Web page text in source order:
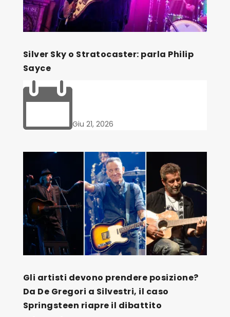
Silver Sky o Stratocaster: parla Philip
Sayce
Giu 21, 2026
Gli artisti devono prendere posizione?
Da De Gregori a Silvestri, il caso
Springsteen riapre il dibattito